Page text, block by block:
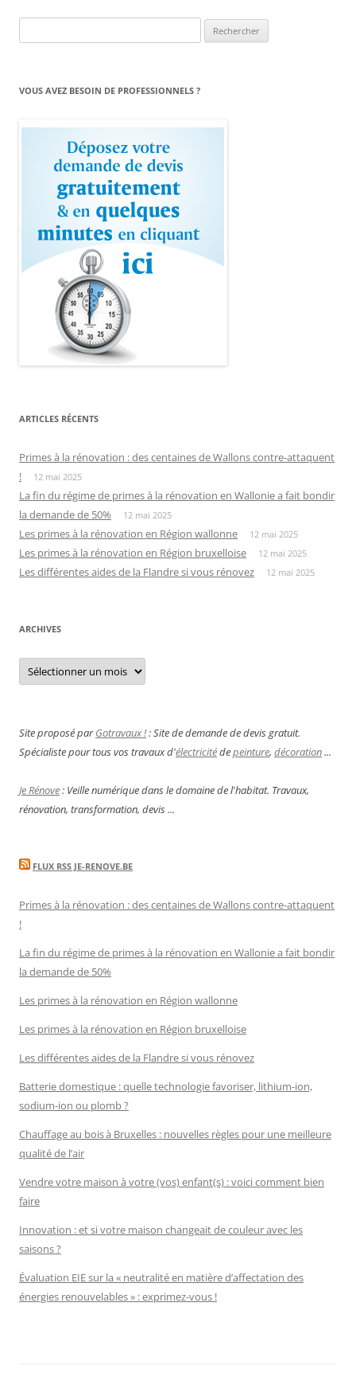
VOUS AVEZ BESOIN DE PROFESSIONNELS ?
ARTICLES RÉCENTS
Primes à la rénovation : des centaines de Wallons contre-attaquent
!
12 mai 2025
La fin du régime de primes à la rénovation en Wallonie a fait bondir
la demande de 50%
12 mai 2025
Les primes à la rénovation en Région wallonne 12 mai 2025
Les primes à la rénovation en Région bruxelloise 12 mai 2025
Les différentes aides de la Flandre si vous rénovez 12 mai 2025
ARCHIVES
Archives
Site proposé parGotravaux !: Site de demande de devis gratuit.
Spécialiste pour tous vos travaux d'électricitédepeinture, décoration...
Je Rénove: Veille numérique dans le domaine de l'habitat. Travaux,
rénovation, transformation, devis ...
FLUX RSS JE-RENOVE.BE
Primes à la rénovation : des centaines de Wallons contre-attaquent
!
La fin du régime de primes à la rénovation en Wallonie a fait bondir
la demande de 50%
Les primes à la rénovation en Région wallonne
Les primes à la rénovation en Région bruxelloise
Les différentes aides de la Flandre si vous rénovez
Batterie domestique : quelle technologie favoriser, lithium-ion,
sodium-ion ou plomb ?
Chauffage au bois à Bruxelles : nouvelles règles pour une meilleure
qualité de l’air
Vendre votre maison à votre (vos) enfant(s) : voici comment bien
faire
Innovation : et si votre maison changeait de couleur avec les
saisons ?
Évaluation EIE sur la « neutralité en matière d’affectation des
énergies renouvelables » : exprimez-vous !